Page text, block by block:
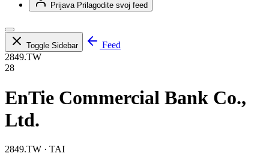
Prijava Prilagodite svoj feed
Toggle Sidebar
Feed
2849.TW
28
EnTie Commercial Bank Co.,
Ltd.
2849.TW · TAI